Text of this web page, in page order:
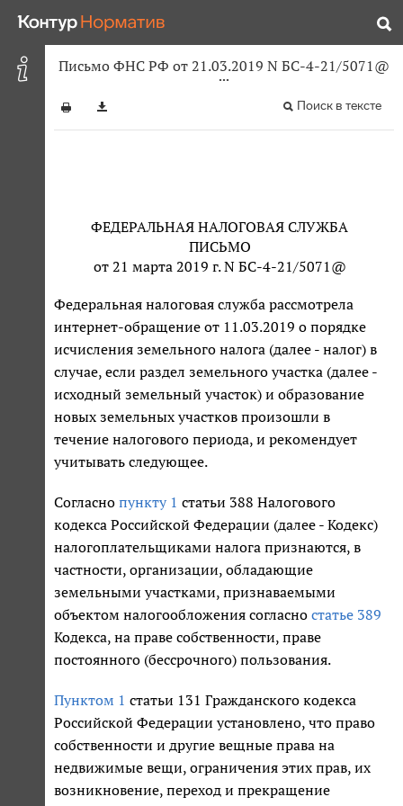
Письмо ФНС РФ от 21.03.2019 N БС-4-21/5071@
Поиск в тексте
ФЕДЕРАЛЬНАЯ НАЛОГОВАЯ СЛУЖБА
ПИСЬМО
от 21 марта 2019 г. N БС-4-21/5071@
Федеральная налоговая служба рассмотрела
интернет-обращение от 11.03.2019 о порядке
исчисления земельного налога (далее - налог) в
случае, если раздел земельного участка (далее -
исходный земельный участок) и образование
новых земельных участков произошли в
течение налогового периода, и рекомендует
учитывать следующее.
Согласно пункту 1 статьи 388 Налогового
кодекса Российской Федерации (далее - Кодекс)
налогоплательщиками налога признаются, в
частности, организации, обладающие
земельными участками, признаваемыми
объектом налогообложения согласно статье 389
Кодекса, на праве собственности, праве
постоянного (бессрочного) пользования.
Пунктом 1 статьи 131 Гражданского кодекса
Российской Федерации установлено, что право
собственности и другие вещные права на
недвижимые вещи, ограничения этих прав, их
возникновение, переход и прекращение